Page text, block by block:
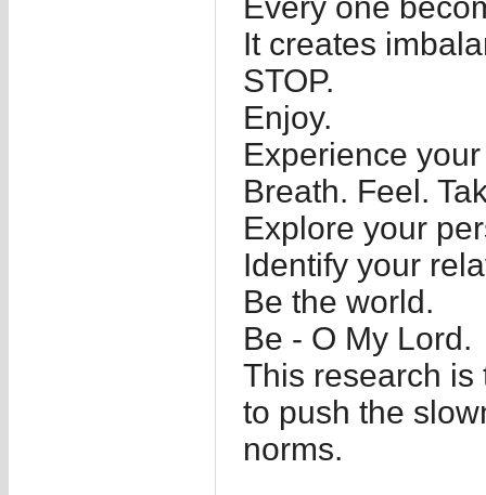
It creates
STOP.
Enjoy.
Experience
Breath. Feel.
Explore your
Identify your
Be the world.
Be - O My Lord.
This research is
to push the
norms.